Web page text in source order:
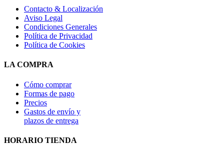
Contacto & Localización
Aviso Legal
Condiciones Generales
Política de Privacidad
Política de Cookies
LA COMPRA
Cómo comprar
Formas de pago
Precios
Gastos de envío y
plazos de entrega
HORARIO TIENDA